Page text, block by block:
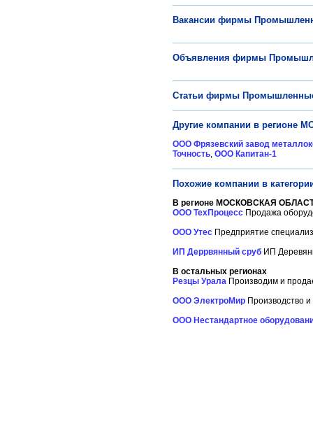
Вакансии фирмы
Объявления фирмы
Статьи фирмы
Другие компании в регионе
ООО Фрязевский завод
Точность, ООО Капитан-1
Похожие компании в
В регионе МОСКОВСКАЯ
ООО ТехПроцесс Продажа
ООО Утес Предприятие
ИП Деррвянный сруб ИП
В остальных регионах
Резцы Урала Производим и
ООО ЭлектроМир Производство
ООО Нестандартное